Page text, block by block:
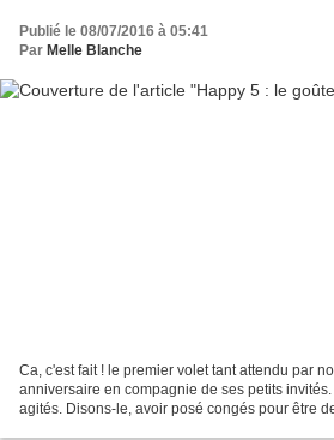
Publié le 08/07/2016 à 05:41
Par Melle Blanche
Ca, c'est fait ! le premier volet tant attendu par
anniversaire en compagnie de ses petits
agités. Disons-le, avoir posé congés pour être